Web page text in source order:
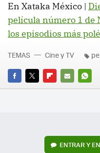
En Xataka México |
película número 1 de
los episodios más
FACEBOOK
TWITTERFLIPBOARD
E-
TEMAS Cine y TV
ENTRAR Y